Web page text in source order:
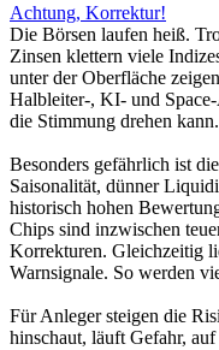
Achtung, Korrektur!
Die Börsen laufen heiß.
Zinsen klettern viele
unter der Oberfläche
Halbleiter-, KI- und
die Stimmung drehen kann.
Besonders gefährlich ist
Saisonalität, dünner
historisch hohen
Chips sind inzwischen
Korrekturen. Gleichzeitig
Warnsignale. So werden
Für Anleger steigen die
hinschaut, läuft Gefahr,